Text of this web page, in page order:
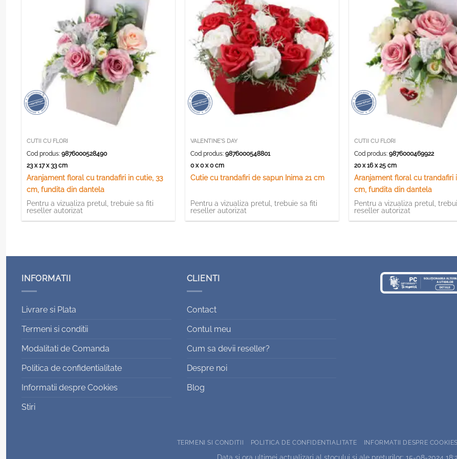
CUTII CU FLORI
Cod produs:9876000528490
23 x 17 x 33 cm
Aranjament floral cu trandafiri in cutie, 33
cm, fundita din dantela
Pentru a vizualiza pretul, trebuie sa fiti
reseller autorizat
VALENTINE'S DAY
Cod produs:9876000548801
0 x 0 x 0 cm
Cutie cu trandafiri de sapun Inima 21 cm
Pentru a vizualiza pretul, trebuie sa fiti
reseller autorizat
CUTII CU FLORI
Cod produs:9876000469922
20 x 16 x 25 cm
Aranjament floral cu trandafiri
cm, fundita din dantela
Pentru a vizualiza pretul,
reseller autorizat
INFORMATII
Livrare si Plata
Termeni si conditii
Modalitati de Comanda
Politica de confidentialitate
Informatii despre Cookies
Stiri
CLIENTI
Contact
Contul meu
Cum sa devii reseller?
Despre noi
Blog
TERMENI SI CONDITII POLITICA DE CONFIDENTIALITATE INFORMATII DESPRE COOKIES
Data si ora ultimei actualizari al stocului si ale preturilor: 15-08-2024